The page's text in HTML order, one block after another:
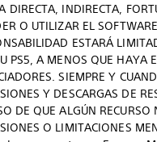
DIRECTA, INDIRECTA,
O UTILIZAR EL
ESTARÁ
PS5, A MENOS QUE HAYA
SIEMPRE Y
Y DESCARGAS DE
DE QUE ALGÚN
O LIMITACIONES